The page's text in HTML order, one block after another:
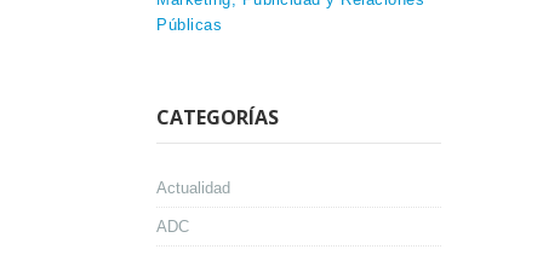
Públicas
CATEGORÍAS
Actualidad
ADC